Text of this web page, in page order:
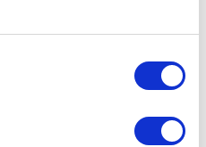
satamia ja varustamoita
kymmeniltä